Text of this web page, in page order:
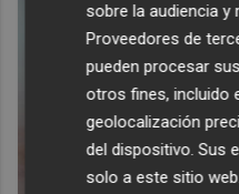
sobre la audiencia
Proveedores de
pueden procesar
otros fines, incluido
geolocalización
del dispositivo. Sus
solo a este sitio